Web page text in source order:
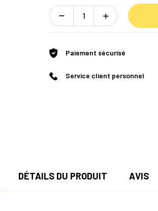
Paiement sécurisé
Service client personnel
DÉTAILS DU PRODUIT AVIS